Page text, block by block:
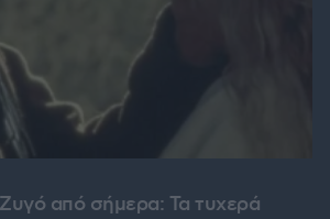
από σήμερα: Τα τυχερά